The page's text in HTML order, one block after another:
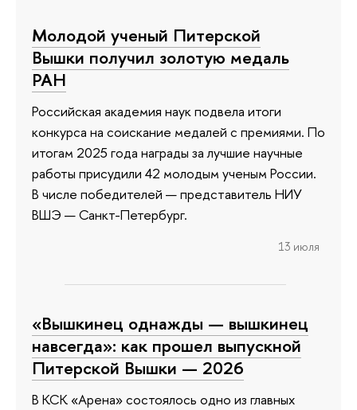
Молодой ученый Питерской
Вышки получил золотую медаль
РАН
Российская академия наук подвела итоги
конкурса на соискание медалей с премиями. По
итогам 2025 года награды за лучшие научные
работы присудили 42 молодым ученым России.
В числе победителей — представитель НИУ
ВШЭ — Санкт-Петербург.
13 июля
«Вышкинец однажды — вышкинец
навсегда»: как прошел выпускной
Питерской Вышки — 2026
В КСК «Арена» состоялось одно из главных